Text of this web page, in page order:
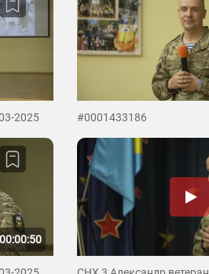
2025 #0001433186
00:00:50